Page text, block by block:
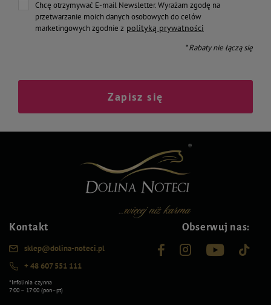
Chcę otrzymywać E-mail Newsletter. Wyrażam zgodę na
przetwarzanie moich danych osobowych do celów
marketingowych zgodnie z polityką prywatności
* Rabaty nie łączą się
Zapisz się
Kontakt
sklep@dolina-noteci.pl
+ 48 607 551 111
*Infolinia czynna
7:00 – 17:00 (pon–pt)
Obserwuj nas: